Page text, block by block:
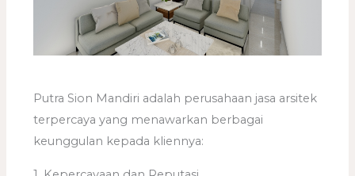
Putra Sion Mandiri adalah perusahaan jasa arsitek
terpercaya yang menawarkan berbagai
keunggulan kepada kliennya: